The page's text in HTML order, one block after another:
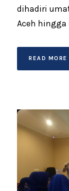
dihadiri
Aceh hingga
READ MORE